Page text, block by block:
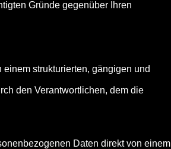
Gründe gegenüber Ihren
strukturierten, gängigen und
den Verantwortlichen, dem die
Daten direkt von einem